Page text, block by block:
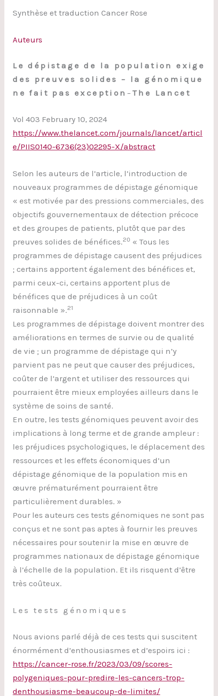
Synthèse et traduction Cancer Rose
Auteurs
Le dépistage de la population exige
des preuves solides – la génomique
ne fait pas exception – The Lancet
Vol 403 February 10, 2024
https://www.thelancet.com/journals/lancet/articl
e/PIIS0140-6736(23)02295-X/abstract
Selon les auteurs de l’article, l’introduction de
nouveaux programmes de dépistage génomique
« est motivée par des pressions commerciales, des
objectifs gouvernementaux de détection précoce
et des groupes de patients, plutôt que par des
preuves solides de bénéfices.20 « Tous les
programmes de dépistage causent des préjudices
; certains apportent également des bénéfices et,
parmi ceux-ci, certains apportent plus de
bénéfices que de préjudices à un coût
raisonnable ».21
Les programmes de dépistage doivent montrer des
améliorations en termes de survie ou de qualité
de vie ; un programme de dépistage qui n’y
parvient pas ne peut que causer des préjudices,
coûter de l’argent et utiliser des ressources qui
pourraient être mieux employées ailleurs dans le
système de soins de santé.
En outre, les tests génomiques peuvent avoir des
implications à long terme et de grande ampleur :
les préjudices psychologiques, le déplacement des
ressources et les effets économiques d’un
dépistage génomique de la population mis en
œuvre prématurément pourraient être
particulièrement durables. »
Pour les auteurs ces tests génomiques ne sont pas
conçus et ne sont pas aptes à fournir les preuves
nécessaires pour soutenir la mise en œuvre de
programmes nationaux de dépistage génomique
à l’échelle de la population. Et ils risquent d’être
très coûteux.
Les tests génomiques
Nous avions parlé déjà de ces tests qui suscitent
énormément d’enthousiasmes et d’espoirs ici :
https://cancer-rose.fr/2023/03/09/scores-
polygeniques-pour-predire-les-cancers-trop-
denthousiasme-beaucoup-de-limites/